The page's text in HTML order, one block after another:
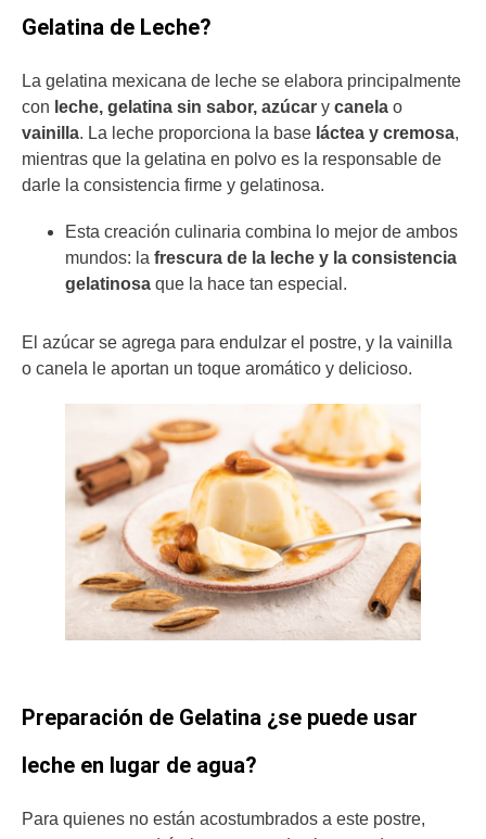
Gelatina de Leche?
La gelatina mexicana de leche se elabora principalmente
con leche, gelatina sin sabor, azúcar y canela o
vainilla. La leche proporciona la base láctea y cremosa,
mientras que la gelatina en polvo es la responsable de
darle la consistencia firme y gelatinosa.
Esta creación culinaria combina lo mejor de ambos
mundos: la frescura de la leche y la consistencia
gelatinosa que la hace tan especial.
El azúcar se agrega para endulzar el postre, y la vainilla
o canela le aportan un toque aromático y delicioso.
Preparación de Gelatina ¿se puede usar
leche en lugar de agua?
Para quienes no están acostumbrados a este postre,